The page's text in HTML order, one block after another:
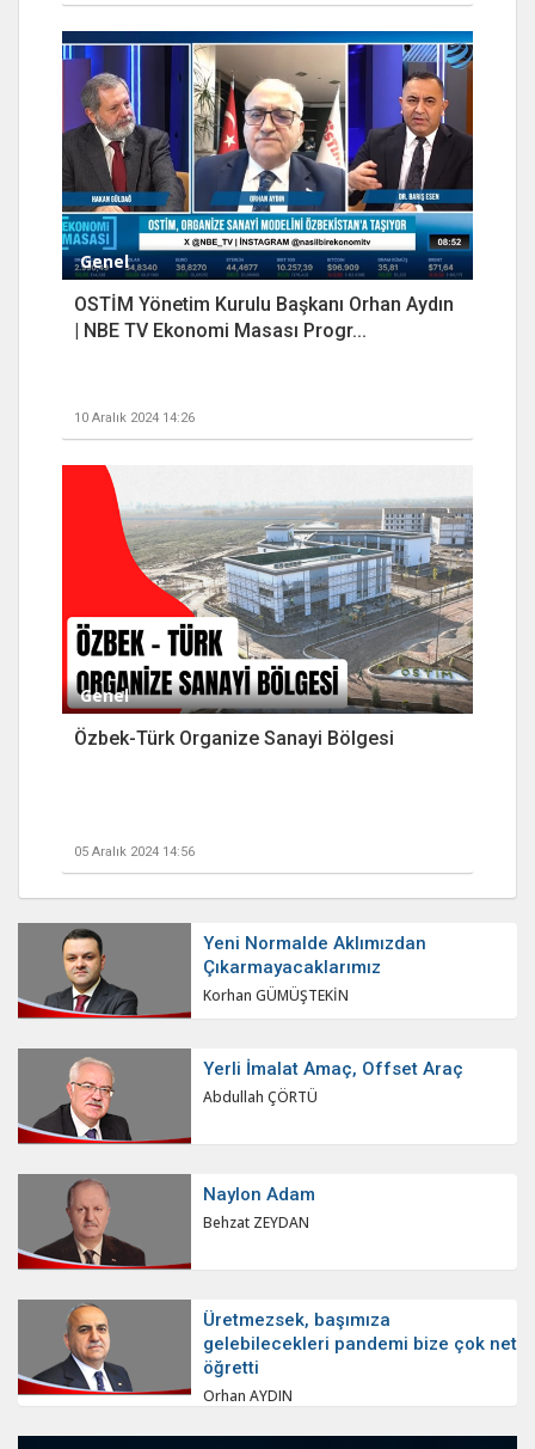
Genel
OSTİM Yönetim Kurulu Başkanı Orhan Aydın
| NBE TV Ekonomi Masası Progr...
10 Aralık 2024 14:26
Genel
Özbek-Türk Organize Sanayi Bölgesi
05 Aralık 2024 14:56
Yeni Normalde Aklımızdan
Çıkarmayacaklarımız
Korhan GÜMÜŞTEKİN
Yerli İmalat Amaç, Offset Araç
Abdullah ÇÖRTÜ
Naylon Adam
Behzat ZEYDAN
Üretmezsek, başımıza
gelebilecekleri pandemi bize çok net
öğretti
Orhan AYDIN